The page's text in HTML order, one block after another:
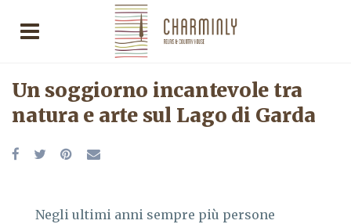
Un soggiorno incantevole tra
natura e arte sul Lago di Garda
Negli ultimi anni sempre più persone